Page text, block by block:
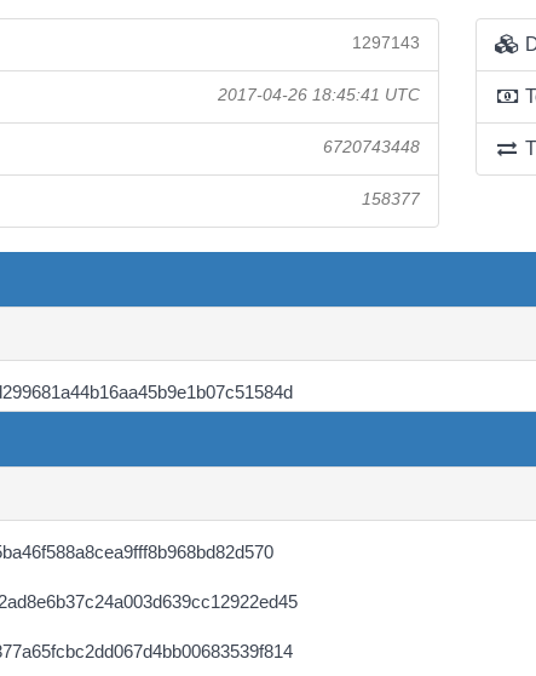
1297143
2017-04-26 18:45:41 UTC
6720743448
158377